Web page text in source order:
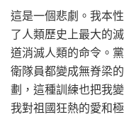
這是一個悲劇。我本
了人類歷史上最大的
道消滅人類的命令。
衛隊員都變成無脊梁
劃，這種訓練也把我
我對祖國狂熱的愛和